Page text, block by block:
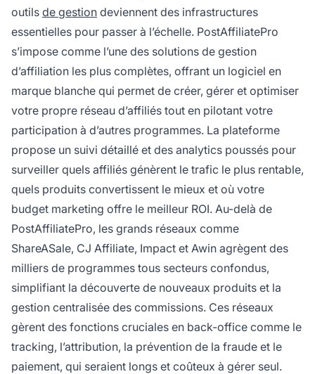
outils de gestion deviennent des infrastructures
essentielles pour passer à l’échelle. PostAffiliatePro
s’impose comme l’une des solutions de gestion
d’affiliation les plus complètes, offrant un logiciel en
marque blanche qui permet de créer, gérer et optimiser
votre propre réseau d’affiliés tout en pilotant votre
participation à d’autres programmes. La plateforme
propose un suivi détaillé et des analytics poussés pour
surveiller quels affiliés génèrent le trafic le plus rentable,
quels produits convertissent le mieux et où votre
budget marketing offre le meilleur ROI. Au-delà de
PostAffiliatePro, les grands réseaux comme
ShareASale, CJ Affiliate, Impact et Awin agrègent des
milliers de programmes tous secteurs confondus,
simplifiant la découverte de nouveaux produits et la
gestion centralisée des commissions. Ces réseaux
gèrent des fonctions cruciales en back-office comme le
tracking, l’attribution, la prévention de la fraude et le
paiement, qui seraient longs et coûteux à gérer seul.